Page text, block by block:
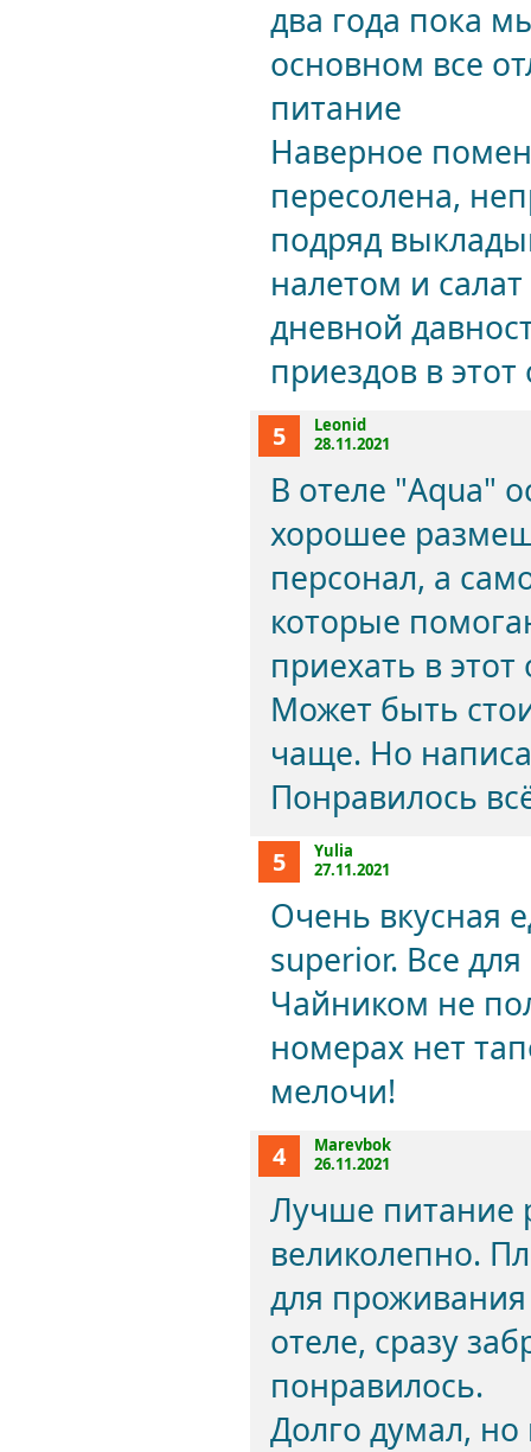
два года пока
основном все
питание
Наверное
пересолена,
подряд
налетом и
дневной
приездов в этот
5
Leonid
28.11.2021
В отеле "Aqua"
хорошее
персонал, а
которые
приехать в
Может быть
чаще. Но
Понравилось
5
Yulia
27.11.2021
Очень вкусная
superior. Все для
Чайником не
номерах нет
мелочи!
4
Marevbok
26.11.2021
Лучше питание
великолепно.
для
отеле, сразу
понравилось.
Долго думал,